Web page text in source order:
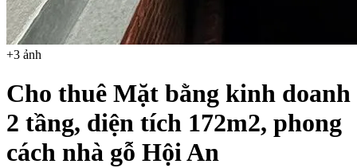
+3 ảnh
Cho thuê Mặt bằng kinh doanh
2 tầng, diện tích 172m2, phong
cách nhà gỗ Hội An